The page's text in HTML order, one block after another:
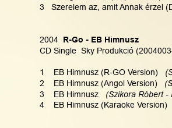
3   Szerelem az, amit Annak érzel
2004
  R-Go - EB Himnusz
CD Single  Sky Produkció
1    EB Himnusz (R-GO Version)
2    EB Himnusz (Angol Version)
3    EB Himnusz
(Szikora Róbert -
4    EB Himnusz (Karaoke Version)